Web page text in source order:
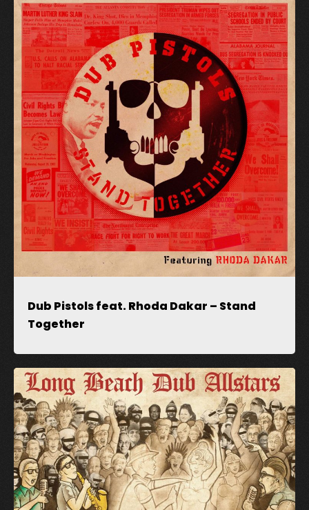
Zapamiętaj moje dane w przeglądarce podczas
pisania kolejnych komentarzy.
Dub Pistols feat. Rhoda Dakar – Stand
Together